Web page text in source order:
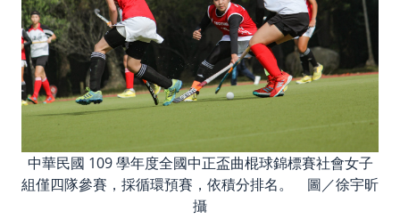
中華民國 109 學年度全國中正盃曲棍球錦標賽社會女子
組僅四隊參賽，採循環預賽，依積分排名。 圖／徐宇昕
攝